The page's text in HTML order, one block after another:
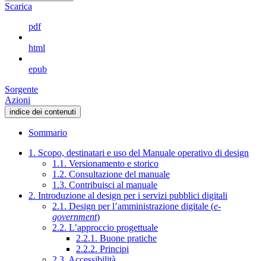
Scarica
pdf
html
epub
Sorgente
Azioni
indice dei contenuti
Sommario
1. Scopo, destinatari e uso del Manuale operativo di design
1.1. Versionamento e storico
1.2. Consultazione del manuale
1.3. Contribuisci al manuale
2. Introduzione al design per i servizi pubblici digitali
2.1. Design per l’amministrazione digitale (e-
government)
2.2. L’approccio progettuale
2.2.1. Buone pratiche
2.2.2. Principi